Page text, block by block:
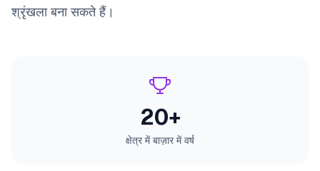
श्रृंखला बना सकते हैं।
20+
क्षेत्र में बाज़ार में वर्ष